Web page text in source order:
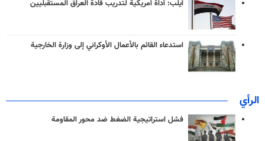
آيلب: أداة أمريكية لتدريب قادة العراق المستقبليين
استدعاء القائم بالأعمال الأوكراني إلى وزارة الخارجية
الرأي
فشل استراتيجية الضغط ضد محور المقاومة